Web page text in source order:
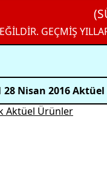
GEÇMİŞ
28 Nisan 2016